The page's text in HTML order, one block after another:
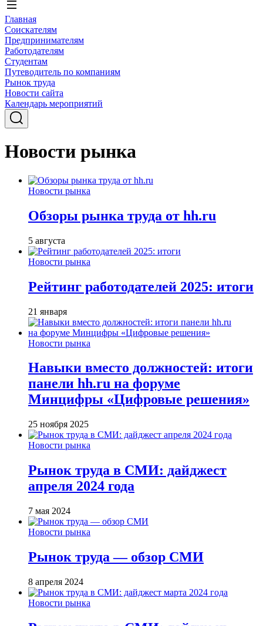
Главная
Соискателям
Предпринимателям
Работодателям
Студентам
Путеводитель по компаниям
Рынок труда
Новости сайта
Календарь мероприятий
Новости рынка
Новости рынка
Обзоры рынка труда от hh.ru
5 августа
Новости рынка
Рейтинг работодателей 2025: итоги
21 января
Новости рынка
Навыки вместо должностей: итоги
панели hh.ru на форуме
Минцифры «Цифровые решения»
25 ноября 2025
Новости рынка
Рынок труда в СМИ: дайджест
апреля 2024 года
7 мая 2024
Новости рынка
Рынок труда — обзор СМИ
8 апреля 2024
Новости рынка